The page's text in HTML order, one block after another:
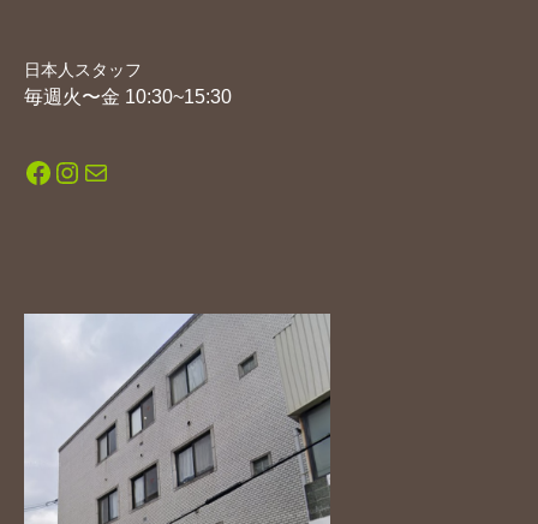
日本人スタッフ
毎週火〜金 10:30~15:30
Facebook
Instagram
メール